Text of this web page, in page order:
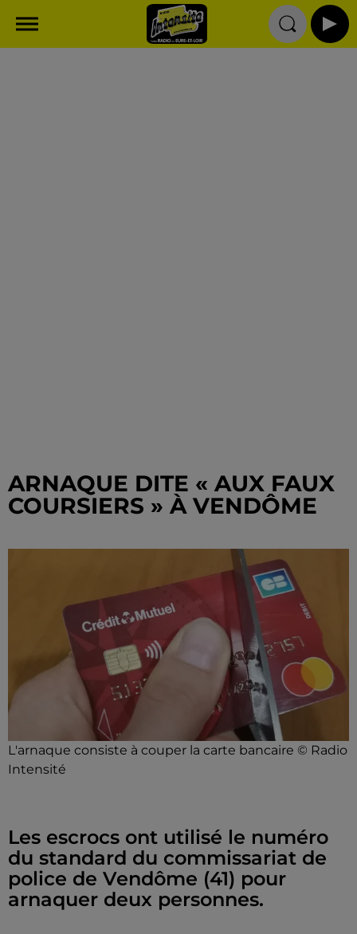
ARNAQUE DITE « AUX FAUX
COURSIERS » À VENDÔME
L'arnaque consiste à couper la carte bancaire © Radio
Intensité
Les escrocs ont utilisé le numéro
du standard du commissariat de
police de Vendôme (41) pour
arnaquer deux personnes.